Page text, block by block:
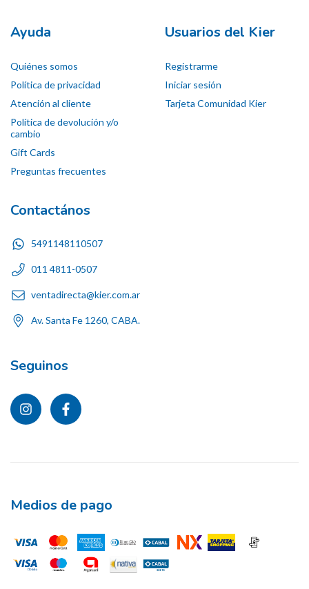
Ayuda
Quiénes somos
Política de privacidad
Atención al cliente
Política de devolución y/o
cambio
Gift Cards
Preguntas frecuentes
Usuarios del Kier
Registrarme
Iniciar sesión
Tarjeta Comunidad Kier
Contactános
5491148110507
011 4811-0507
ventadirecta@kier.com.ar
Av. Santa Fe 1260, CABA.
Seguinos
Medios de pago